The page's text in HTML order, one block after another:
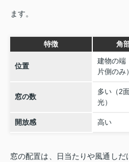
ます。
特徴 角
位置
建物の端
片側のみ）
窓の数
多い（2
光）
開放感 高い
窓の配置は、日当たりや風通しだ